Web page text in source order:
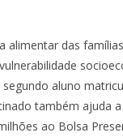
alimentar das
aluno
também ajuda
ao Bolsa